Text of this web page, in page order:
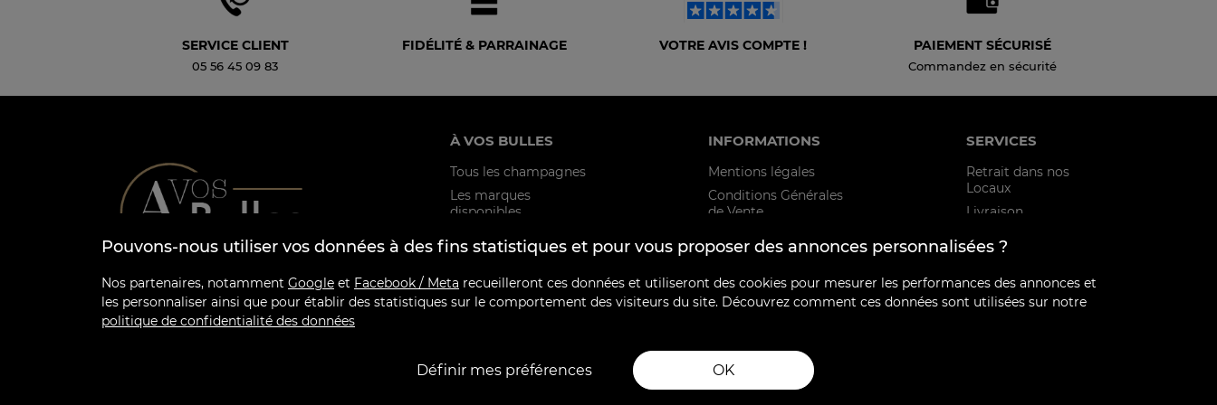
SERVICE CLIENT
05 56 45 09 83
FIDÉLITÉ & PARRAINAGE VOTRE AVIS COMPTE ! PAIEMENT SÉCURISÉ
Commandez en sécurité
À VOS BULLES
Tous les champagnes
Les marques
disponibles
INFORMATIONS
Mentions légales
Conditions Générales
de Vente
confidentialité RGPD
F.A.Q
SERVICES
Retrait dans nos
Locaux
Livraison
L’ABUS D’ALCOOL EST DANGEREUX POUR LA SANTÉ, À CONSOMMER AVEC MODÉRATION. LA CONSOMMATION D’ALCOOL EST VIVEMENT DÉCONSEILLÉE AUX FEMMES ENCEINTES.
LA VENTE D'ALCOOL À DES MINEURS DE MOINS DE 18 ANS EST INTERDITE. EN ACCÉDANT À NOS OFFRES, VOUS DÉCLAREZ AVOIR 18 ANS RÉVOLUS.
Pouvons-nous utiliser vos données à des fins statistiques et pour vous proposer des annonces personnalisées ?
Nos partenaires, notamment Google et Facebook / Meta recueilleront ces données et utiliseront des cookies pour mesurer les performances des annonces et
les personnaliser ainsi que pour établir des statistiques sur le comportement des visiteurs du site. Découvrez comment ces données sont utilisées sur notre
politique de confidentialité des données
OK
Définir mes préférences